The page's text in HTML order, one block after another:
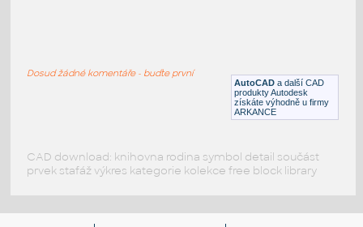
AutoCAD a další CAD
produkty Autodesk
získáte výhodně u firmy
ARKANCE
Dosud žádné komentáře - buďte první
CAD download: knihovna rodina symbol detail součást
prvek stafáž výkres kategorie kolekce free block library